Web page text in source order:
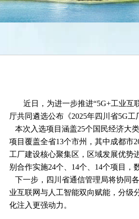
近日，为进一步推进“5G+工业
厅共同遴选公布《2025年四川省5G
本次入选项目涵盖25个国民经济大
项目覆盖全省13个市州，其中成都市
工厂建设核心聚集区，区域发展优势
别合作实施24个、14个、14个项目
下一步，四川省通信管理局将协同
业互联网与人工智能双向赋能，分级
化注入更强动力。